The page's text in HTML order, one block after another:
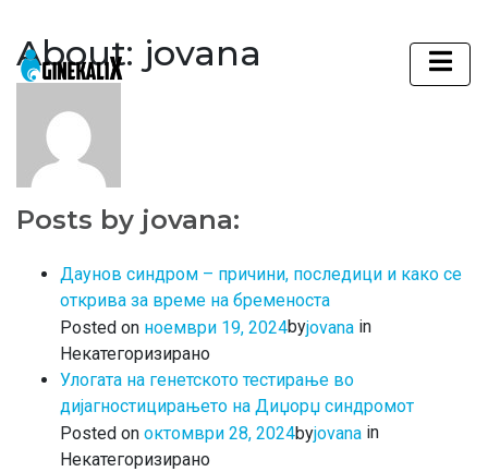
Main Navigation
About: jovana
Posts by jovana:
Даунов синдром – причини, последици и како се
открива за време на бременоста
Posted on ноември 19, 2024byjovana in
Некатегоризирано
Улогата на генетското тестирање во
дијагностицирањето на Диџорџ синдромот
Posted on октомври 28, 2024byjovana in
Некатегоризирано